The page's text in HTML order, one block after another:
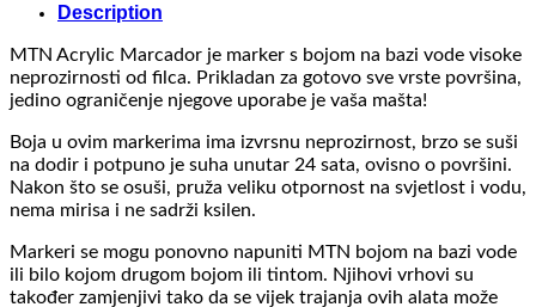
Description
MTN Acrylic Marcador je marker s bojom na bazi vode visoke
neprozirnosti od filca. Prikladan za gotovo sve vrste površina,
jedino ograničenje njegove uporabe je vaša mašta!
Boja u ovim markerima ima izvrsnu neprozirnost, brzo se suši
na dodir i potpuno je suha unutar 24 sata, ovisno o površini.
Nakon što se osuši, pruža veliku otpornost na svjetlost i vodu,
nema mirisa i ne sadrži ksilen.
Markeri se mogu ponovno napuniti MTN bojom na bazi vode
ili bilo kojom drugom bojom ili tintom. Njihovi vrhovi su
također zamjenjivi tako da se vijek trajanja ovih alata može